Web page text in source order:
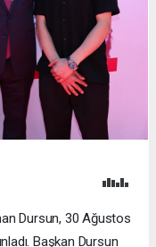
Dursun, 30 Ağustos
Başkan Dursun